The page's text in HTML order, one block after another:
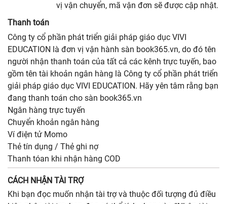
vị vận chuyển, mã vận đơn sẽ được cập nhật.
Thanh toán
Công ty cổ phần phát triển giải pháp giáo dục VIVI
EDUCATION là đơn vị vận hành sàn book365.vn, do đó tên
người nhận thanh toán của tất cả các kênh trực tuyến, bao
gồm tên tài khoản ngân hàng là Công ty cổ phần phát triển
giải pháp giáo dục VIVI EDUCATION. Hãy yên tâm rằng bạn
đang thanh toán cho sàn book365.vn
Ngân hàng trực tuyến
Chuyển khoản ngân hàng
Ví điện tử Momo
Thẻ tín dụng / Thẻ ghi nợ
Thanh tóan khi nhận hàng COD
CÁCH NHẬN TÀI TRỢ
Khi bạn đọc muốn nhận tài trợ và thuộc đối tượng đủ điều